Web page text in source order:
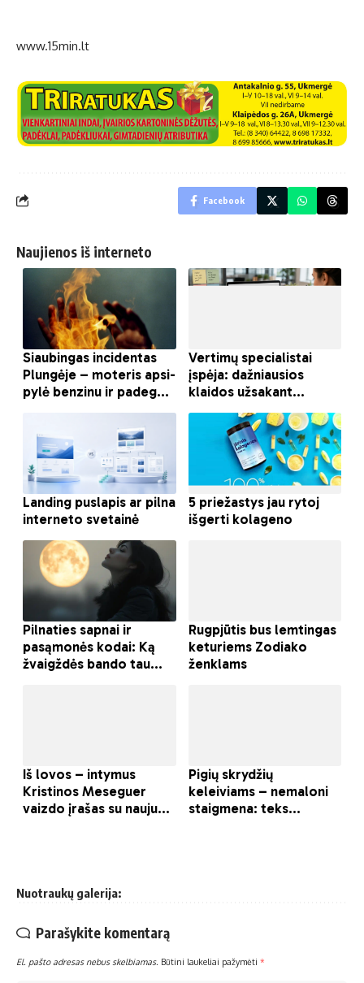
www.15min.lt
Facebook
Naujienos iš interneto
Nuotraukų galerija:
Parašykite komentarą
El. pašto adresas nebus skelbiamas. Būtini laukeliai pažymėti *